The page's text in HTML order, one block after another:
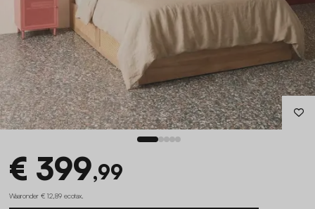
€ 399,99
Waaronder € 12,89 ecotax